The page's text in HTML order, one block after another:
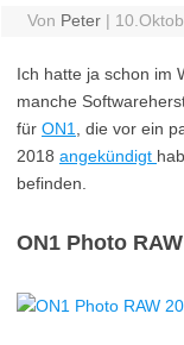
Von Peter |
Ich hatte ja schon im
manche
für ON1
, die vor ein
2018 angekündigt
befinden.
ON1 Photo